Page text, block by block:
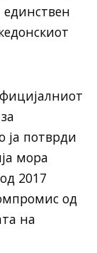
единствен
ја потврди
мора
2017
од
на